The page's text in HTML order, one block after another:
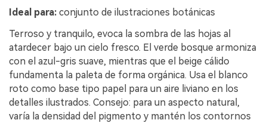
Ideal para: conjunto de ilustraciones botánicas
Terroso y tranquilo, evoca la sombra de las hojas al
atardecer bajo un cielo fresco. El verde bosque armoniza
con el azul-gris suave, mientras que el beige cálido
fundamenta la paleta de forma orgánica. Usa el blanco
roto como base tipo papel para un aire liviano en los
detalles ilustrados. Consejo: para un aspecto natural,
varía la densidad del pigmento y mantén los contornos